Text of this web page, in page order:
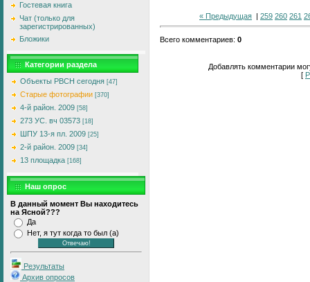
Гостевая книга
Чат (только для
зарегистрированных)
Бложики
Категории раздела
Объекты РВСН сегодня [47]
Старые фотографии [370]
4-й район. 2009 [58]
273 УС. вч 03573 [18]
ШПУ 13-я пл. 2009 [25]
2-й район. 2009 [34]
13 площадка [168]
Наш опрос
В данный момент Вы находитесь
на Ясной???
Да
Нет, я тут когда то был (а)
Результаты
Архив опросов
« Предыдущая | 259 260 261
Всего комментариев: 0
Добавлять комментарии
[